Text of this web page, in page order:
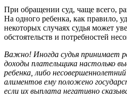
При обращении суд, чаще всего,
На одного ребенка, как правило,
некоторых случаях судья может
обстоятельств и потребностей
Важно! Иногда судья принимает
доходы плательщика настолько
ребенка, либо
алиментов ему положено
если их выплата негативно